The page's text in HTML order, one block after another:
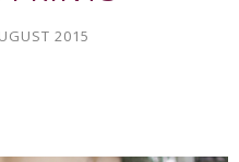
2015